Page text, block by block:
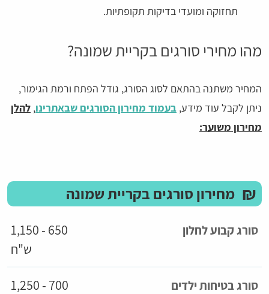
תחזוקה ומועדי בדיקות תקופתיות.
מהו מחירי סורגים בקריית שמונה?
המחיר משתנה בהתאם לסוג הסורג, גודל הפתח ורמת הגימור,
ניתן לקבל עוד מידע, בעמוד מחירון הסורגים שבאתרינו, להלן
מחירון משוער:
₪ מחירון סורגים בקריית שמונה
סורג קבוע לחלון
650 - 1,150
ש"ח
סורג בטיחות ילדים
700 - 1,250